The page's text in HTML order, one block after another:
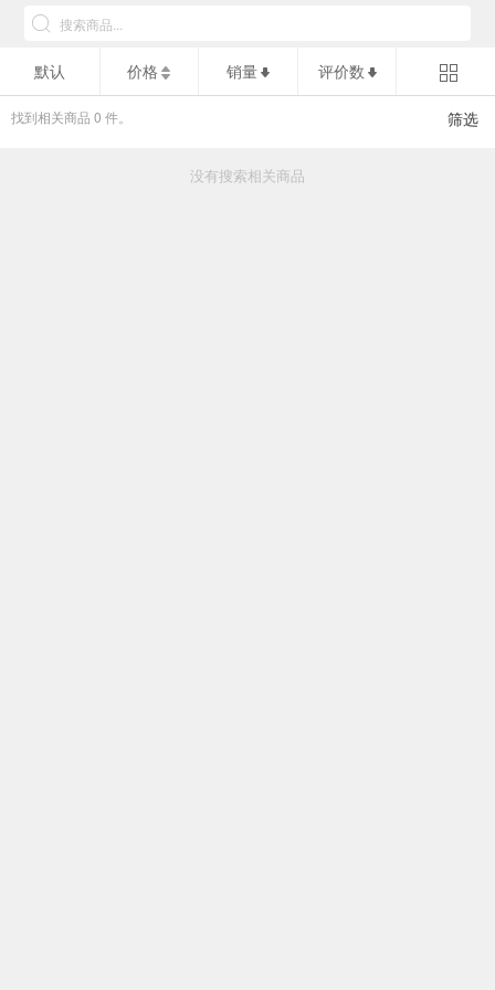
默认 价格 销量 评价数
找到相关商品 0 件。 筛选
没有搜索相关商品